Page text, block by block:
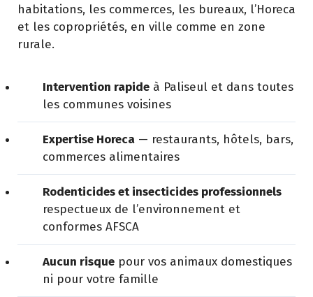
habitations, les commerces, les bureaux, l’Horeca
et les copropriétés, en ville comme en zone
rurale.
Intervention rapide à Paliseul et dans toutes
les communes voisines
Expertise Horeca — restaurants, hôtels, bars,
commerces alimentaires
Rodenticides et insecticides professionnels
respectueux de l’environnement et
conformes AFSCA
Aucun risque pour vos animaux domestiques
ni pour votre famille